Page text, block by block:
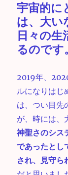
宇宙的に
は、大い
日々の生
るのです。
2019年、
ルになりはじ
は、つい目先
が、時には、
神聖さのシス
であったとし
され、見守ら